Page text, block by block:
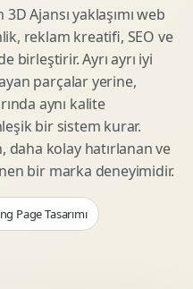
Ajansı yaklaşımı web
reklam kreatifi, SEO ve
birleştirir. Ayrı ayrı iyi
parçalar yerine,
aynı kalite
bir sistem kurar.
daha kolay hatırlanan ve
bir marka deneyimidir.
Page Tasarımı